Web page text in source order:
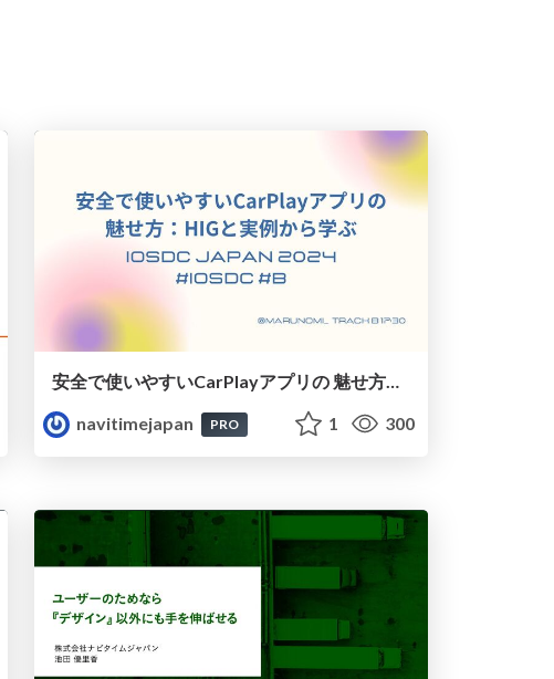
安全で使いやすいCarPlayアプリの 魅せ方：HIGと実例から学ぶ
navitimejapan
PRO 1 300